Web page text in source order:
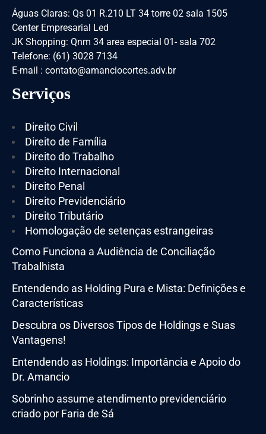
Águas Claras: Qs 01 R.210 LT 34 torre 02 sala 1505
Center Empresarial Led
JK Shopping: Qnm 34 area especial 01- sala 702
Telefone: (61) 3028 7134
E-mail : contato@amanciocortes.adv.br
Serviços
Direito Civil
Direito de Família
Direito do Trabalho
Direito Internacional
Direito Penal
Direito Previdenciário
Direito Tributário
Homologação de setenças estrangeiras
Como Funciona a Audiência de Conciliação
Trabalhista
Entendendo as Holding Pura e Mista: Definições e
Características
Descubra os Diversos Tipos de Holdings e Suas
Vantagens!
Entendendo as Holdings: Importância e Apoio do
Dr. Amancio
Sobrinho assume atendimento previdenciário
criado por Faria de Sá